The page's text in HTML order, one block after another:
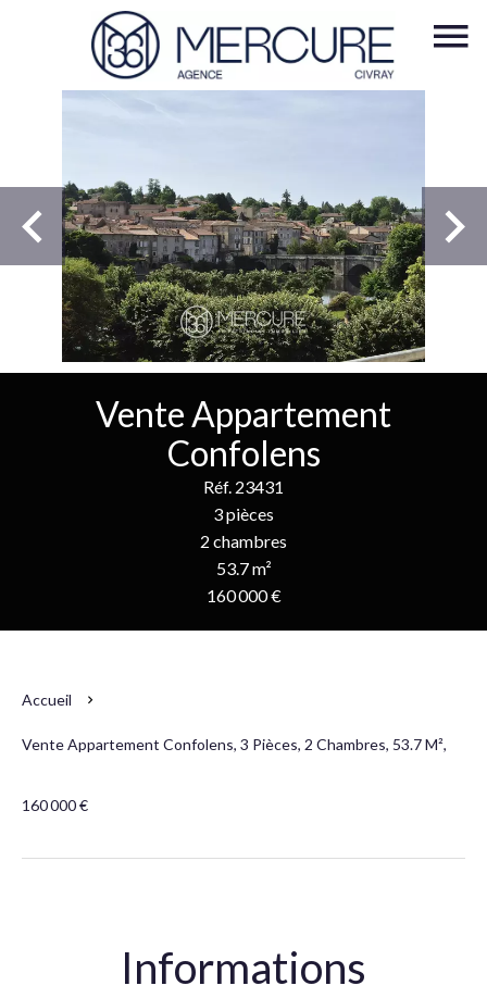
Vente Appartement
Confolens
Réf. 23431
3 pièces
2 chambres
53.7 m²
160 000 €
Accueil
Vente Appartement Confolens, 3 Pièces, 2 Chambres, 53.7 M²,
160 000 €
Informations